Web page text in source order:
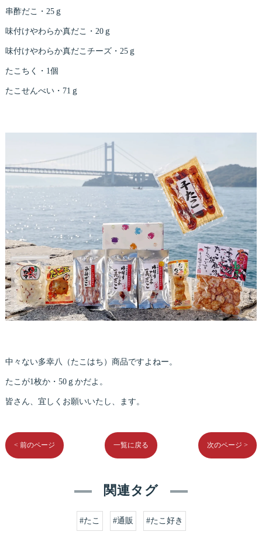
串酢だこ・25ｇ
味付けやわらか真だこ・20ｇ
味付けやわらか真だこチーズ・25ｇ
たこちく・1個
たこせんべい・71ｇ
中々ない多幸八（たこはち）商品ですよねー。
たこが1枚か・50ｇかだよ。
皆さん、宜しくお願いいたし、ます。
< 前のページ 一覧に戻る 次のページ >
関連タグ
#たこ #通販 #たこ好き